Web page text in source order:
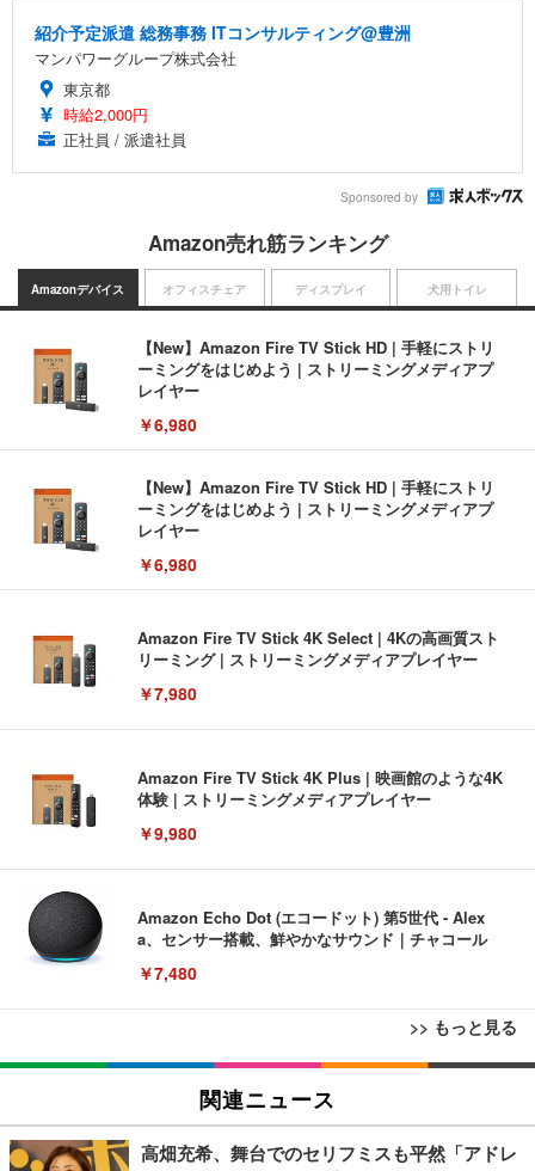
紹介予定派遣 総務事務 ITコンサルティング@豊洲
マンパワーグループ株式会社
東京都
時給2,000円
正社員 / 派遣社員
Sponsored by
Amazon売れ筋ランキング
Amazonデバイス
【New】Amazon Fire TV Stick HD | 手軽にストリ
ーミングをはじめよう | ストリーミングメディアプ
レイヤー
￥6,980
【New】Amazon Fire TV Stick HD | 手軽にストリ
ーミングをはじめよう | ストリーミングメディアプ
レイヤー
￥6,980
Amazon Fire TV Stick 4K Select | 4Kの高画質スト
リーミング | ストリーミングメディアプレイヤー
￥7,980
Amazon Fire TV Stick 4K Plus | 映画館のような4K
体験 | ストリーミングメディアプレイヤー
￥9,980
Amazon Echo Dot (エコードット) 第5世代 - Alex
a、センサー搭載、鮮やかなサウンド｜チャコール
￥7,480
>> もっと見る
オフィスチェア
[EdoErgo] オフィスチェア 椅子 テレワーク 疲れな
い 跳ね上げ式アームレスト コンパクト 約105度ロッ
キング pc 事務椅子 360度回転 座面昇降 強化ナイロ
ン樹脂ベース 通気性メッシュ 在宅ワーク H-WY01
(黒網+黒枠+黒足)
￥5,699
ディスプレイ
EIZO ビジネス向けプレミアムモニター | FlexScan
EV3240X-WT | 31.5型4K UHD・USB Type-C・ホワ
￥105,595
犬用トイレ
Amazonベーシック ペットシーツ 薄型 レギュラー 1
回使い捨て 無香料 ホワイト 300枚
￥3,373
関連ニュース
高畑充希、舞台でのセリフミスも平然「アドレ